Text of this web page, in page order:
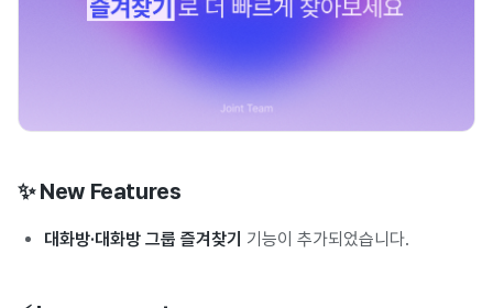
✨ New Features
대화방·대화방 그룹 즐겨찾기 기능이 추가되었습니다.